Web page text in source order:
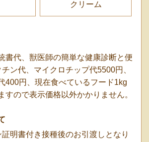
クリーム
書代、獣医師の簡単な健康診断と便
ン代、マイクロチップ代5500円、
400円、現在食べているフード1kg
すので表示価格以外かかりません。
明書付き接種後のお引渡しとなり